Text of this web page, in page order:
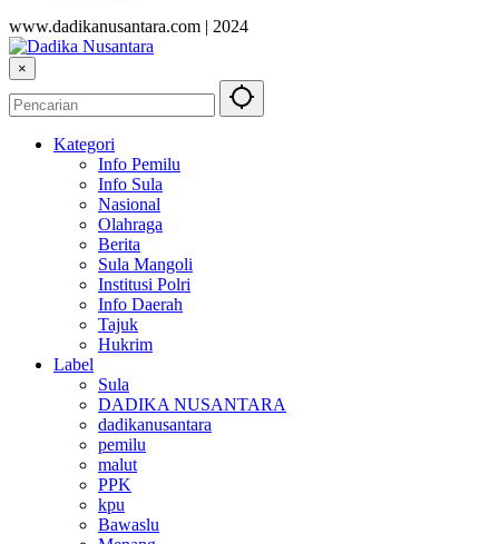
www.dadikanusantara.com | 2024
×
Kategori
Info Pemilu
Info Sula
Nasional
Olahraga
Berita
Sula Mangoli
Institusi Polri
Info Daerah
Tajuk
Hukrim
Label
Sula
DADIKA NUSANTARA
dadikanusantara
pemilu
malut
PPK
kpu
Bawaslu